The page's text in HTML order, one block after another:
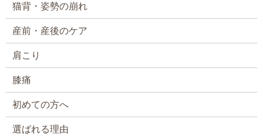
猫背・姿勢の崩れ
産前・産後のケア
肩こり
膝痛
初めての方へ
選ばれる理由